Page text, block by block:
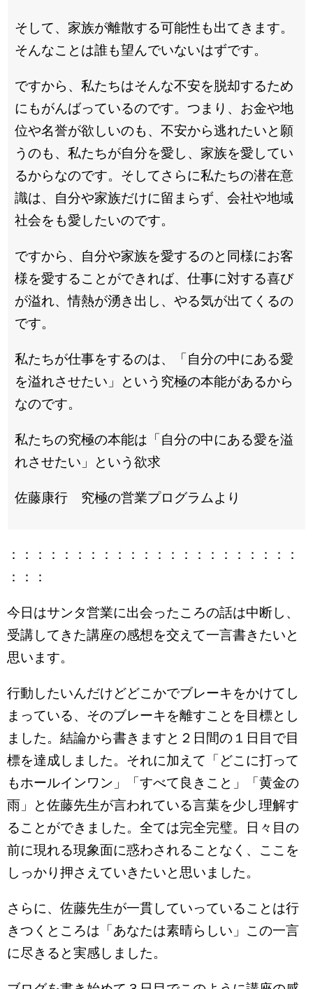
そして、家族が離散する可能性も出てきます。
そんなことは誰も望んでいないはずです。
ですから、私たちはそんな不安を脱却するため
にもがんばっているのです。つまり、お金や地
位や名誉が欲しいのも、不安から逃れたいと願
うのも、私たちが自分を愛し、家族を愛してい
るからなのです。そしてさらに私たちの潜在意
識は、自分や家族だけに留まらず、会社や地域
社会をも愛したいのです。
ですから、自分や家族を愛するのと同様にお客
様を愛することができれば、仕事に対する喜び
が溢れ、情熱が湧き出し、やる気が出てくるの
です。
私たちが仕事をするのは、「自分の中にある愛
を溢れさせたい」という究極の本能があるから
なのです。
私たちの究極の本能は「自分の中にある愛を溢
れさせたい」という欲求
佐藤康行 究極の営業プログラムより
：：：：：：：：：：：：：：：：：：：：：：
：：：
今日はサンタ営業に出会ったころの話は中断し、
受講してきた講座の感想を交えて一言書きたいと
思います。
行動したいんだけどどこかでブレーキをかけてし
まっている、そのブレーキを離すことを目標とし
ました。結論から書きますと２日間の１日目で目
標を達成しました。それに加えて「どこに打って
もホールインワン」「すべて良きこと」「黄金の
雨」と佐藤先生が言われている言葉を少し理解す
ることができました。全ては完全完璧。日々目の
前に現れる現象面に惑わされることなく、ここを
しっかり押さえていきたいと思いました。
さらに、佐藤先生が一貫していっていることは行
きつくところは「あなたは素晴らしい」この一言
に尽きると実感しました。